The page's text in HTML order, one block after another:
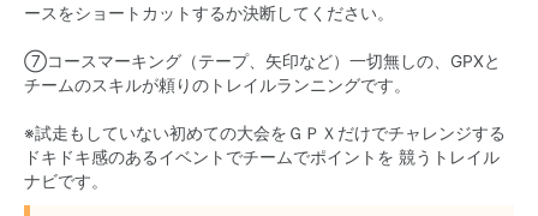
ースをショートカットするか決断してください。
⑦コースマーキング（テープ、矢印など）一切無しの、GPXと
チームのスキルが頼りのトレイルランニングです。
※試走もしていない初めての大会をＧＰＸだけでチャレンジする
ドキドキ感のあるイベントでチームでポイントを 競うトレイル
ナビです。